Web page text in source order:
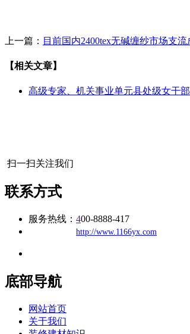
上一篇： 目前国内2400tex无碱缠纱市场支
【相关文章】
高级专家、机关事业单元县处级女干
扫一扫关注我们
联系方式
服务热线： 400-8888-417
http://www.1166yx.com
底部导航
网站首页
关于我们